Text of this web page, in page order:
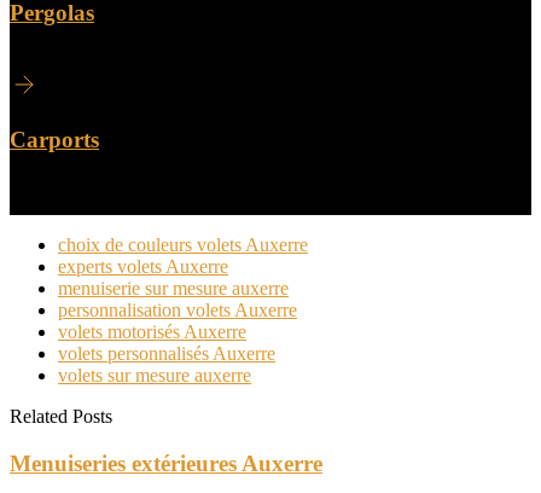
Pergolas
Carports
choix de couleurs volets Auxerre
experts volets Auxerre
menuiserie sur mesure auxerre
personnalisation volets Auxerre
volets motorisés Auxerre
volets personnalisés Auxerre
volets sur mesure auxerre
Related Posts
Menuiseries extérieures Auxerre